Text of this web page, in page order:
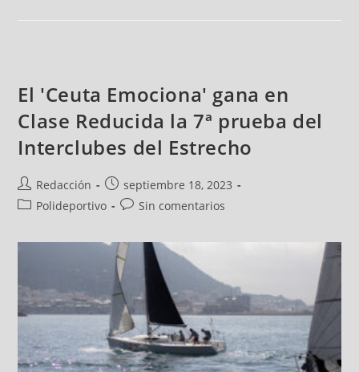
El 'Ceuta Emociona' gana en
Clase Reducida la 7ª prueba del
Interclubes del Estrecho
Redacción
septiembre 18, 2023
Polideportivo
Sin comentarios